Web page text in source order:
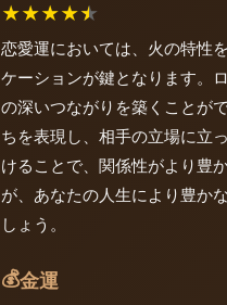
★★★★★
恋愛運においては、火の特性
ケーションが鍵となります。
の深いつながりを築くことが
ちを表現し、相手の立場に立
けることで、関係性がより豊
が、あなたの人生により豊か
しょう。
💰金運